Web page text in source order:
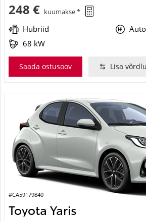
248 € kuumakse *
Hübriid
68 kW
Saada ostusoov Lisa
#CA59179840
Toyota Yaris